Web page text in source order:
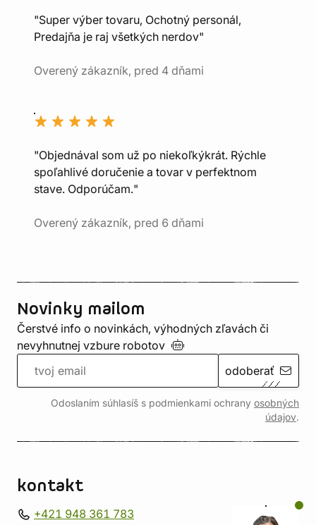
"Super výber tovaru, Ochotný personál,
Predajňa je raj všetkých nerdov"
Overený zákazník, pred 4 dňami
"Objednával som už po niekoľkýkrát. Rýchle
spoľahlivé doručenie a tovar v perfektnom
stave. Odporúčam."
Overený zákazník, pred 6 dňami
Novinky mailom
Čerstvé info o novinkách, výhodných zľavách či
nevyhnutnej vzbure robotov
odoberať
Odoslaním súhlasíš s podmienkami ochrany osobných
údajov.
kontakt
+421 948 361 783